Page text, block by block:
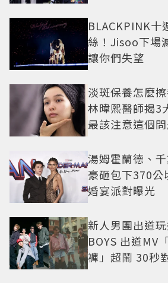
BLACKPINK十
絲！Jisoo下場
讓你們失望
淡斑保養怎麼
林暐熙醫師揭3
最該注意這個
湯姆霍蘭德、
豪砸包下370公
婚宴派對曝光
新人男團出道
BOYS 出道MV
褲」超鬧 30秒